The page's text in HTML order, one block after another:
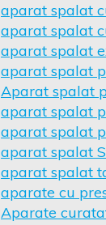
aparat spalat
aparat spalat
aparat spalat
aparat spalat
Aparat spalat
aparat spalat
aparat spalat
aparat spalat
aparat spalat
aparate cu
Aparate